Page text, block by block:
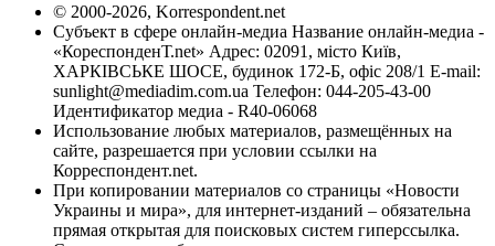
© 2000-2026, Korrespondent.net
Субъект в сфере онлайн-медиа Название онлайн-медиа -
«КореспонденТ.net» Адрес: 02091, місто Київ,
ХАРКІВСЬКЕ ШОСЕ, будинок 172-Б, офіс 208/1 E-mail:
sunlight@mediadim.com.ua Телефон: 044-205-43-00
Идентификатор медиа - R40-06068
Использование любых материалов, размещённых на
сайте, разрешается при условии ссылки на
Корреспондент.net.
При копировании материалов со страницы «Новости
Украины и мира», для интернет-изданий – обязательна
прямая открытая для поисковых систем гиперссылка.